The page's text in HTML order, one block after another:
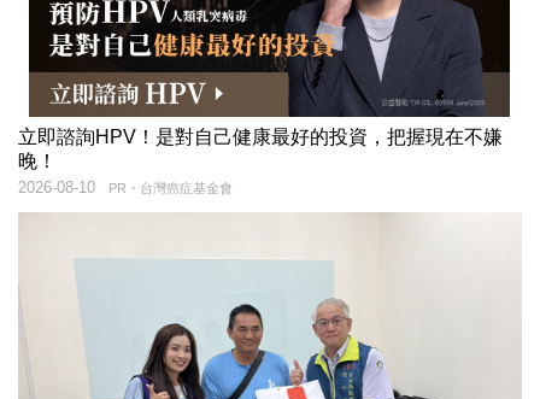
立即諮詢HPV！是對自己健康最好的投資，把握現在不嫌
晚！
PR・台灣癌症基金會
2026-08-10